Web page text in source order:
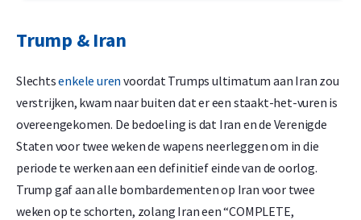
Trump & Iran
Slechtsenkele uren voordat Trumps ultimatum aan Iran zou
verstrijken, kwam naar buiten dat er een staakt-het-vuren is
overeengekomen. De bedoeling is dat Iran en de Verenigde
Staten voor twee weken de wapens neerleggen om in die
periode te werken aan een definitief einde van de oorlog.
Trump gaf aan alle bombardementen op Iran voor twee
weken op te schorten, zolang Iran een “COMPLETE,